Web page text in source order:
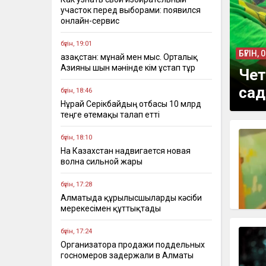
участок перед выборами: появился
онлайн-сервис
бүгін, 19:01
Қазақстан: мұнай мен мыс. Орталық
Азияны шын мәнінде кім ұстап тұр
бүгін, 18:46
Нұрай Серікбайдың отбасы 10 млрд
теңге өтемақы талап етті
бүгін, 18:10
На Казахстан надвигается новая
волна сильной жары
бүгін, 17:28
Алматыда құрылысшыларды кәсіби
мерекесімен құттықтады
бүгін, 17:24
Организатора продажи поддельных
госномеров задержали в Алматы
БҮГІН,